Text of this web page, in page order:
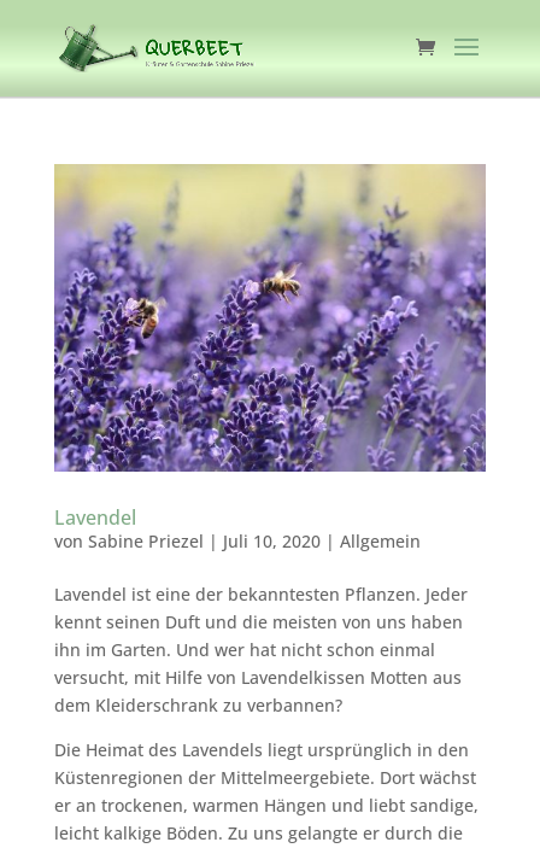
Lavendel
von Sabine Priezel | Juli 10, 2020| Allgemein
Lavendel ist eine der bekanntesten Pflanzen. Jeder
kennt seinen Duft und die meisten von uns haben
ihn im Garten. Und wer hat nicht schon einmal
versucht, mit Hilfe von Lavendelkissen Motten aus
dem Kleiderschrank zu verbannen?
Die Heimat des Lavendels liegt ursprünglich in den
Küstenregionen der Mittelmeergebiete. Dort wächst
er an trockenen, warmen Hängen und liebt sandige,
leicht kalkige Böden. Zu uns gelangte er durch die